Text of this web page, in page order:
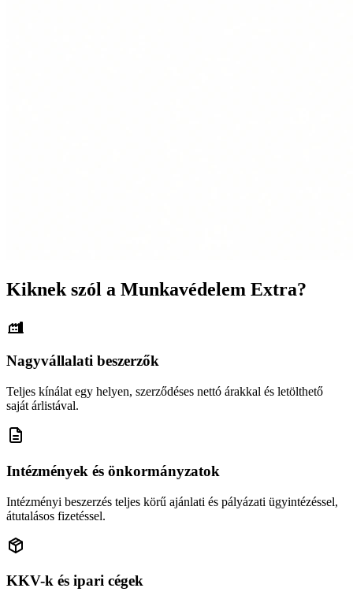
Kiknek szól a Munkavédelem Extra?
Nagyvállalati beszerzők
Teljes kínálat egy helyen, szerződéses nettó árakkal és letölthető
saját árlistával.
Intézmények és önkormányzatok
Intézményi beszerzés teljes körű ajánlati és pályázati ügyintézéssel,
átutalásos fizetéssel.
KKV-k és ipari cégek